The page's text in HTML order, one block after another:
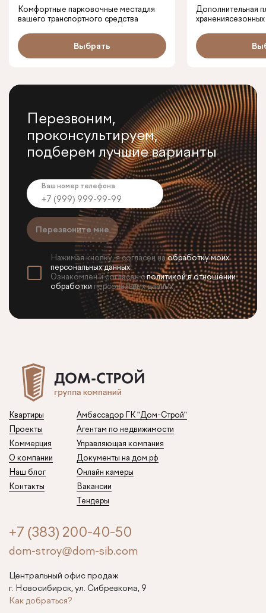
Комфортные парковочные местадля
вашего транспортного средства
Выбрать
Дополнительная
хранения
Перезвоним,
проконсультируем,
подберем лучшие варианты
Ваш номер телефона
Перезвоните мне
Нажимая кнопку, я согласен наобработку моих
персональных данных.
Ознакомлен и согласен сполитикой в отношении
обработки персональных данных.
Квартиры
Проекты
Коммерция
О компании
Наш блог
Контакты
Амбассадор ГК "Дом-Строй"
Агентам по недвижимости
Управляющая компания
Документы на дом.рф
Онлайн камеры
Вакансии
Тендеры
+7 (383) 200-40-50
dom-stroy@dom-sib.com
Центральный офис продаж
г. Новосибирск, ул. Сибревкома, 9
Как добраться?